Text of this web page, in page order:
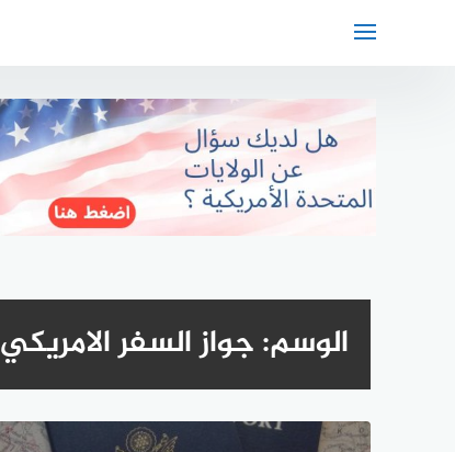
الوسم:جواز السفر الامريكي